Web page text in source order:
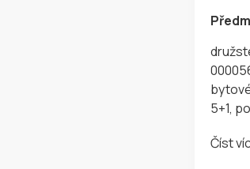
5+1,
Číst